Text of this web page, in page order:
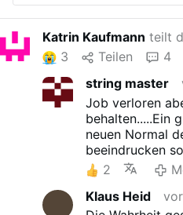
von
Jetzt
um
Deine
Katrin Kaufmann teilt
3
Teilen 4
string master
Job verloren
behalten.....Ein
neuen Normal
beeindrucken
2
Klaus Heid